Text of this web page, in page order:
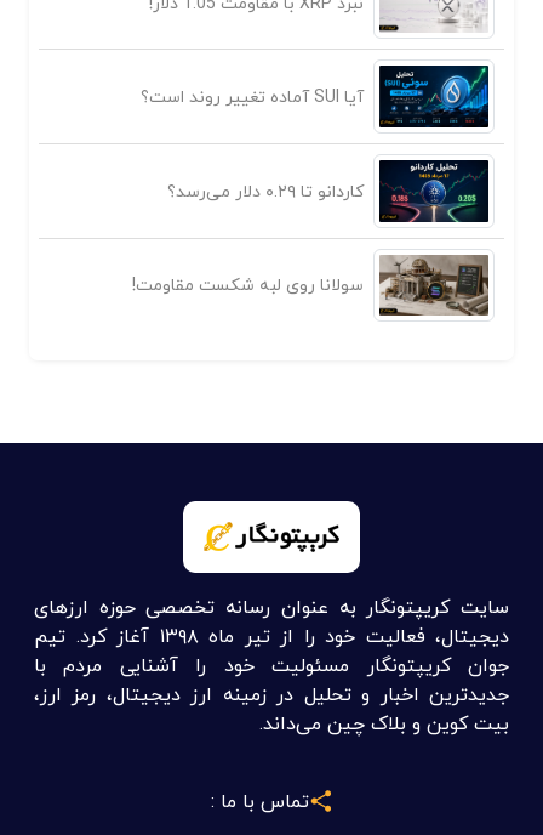
نبرد XRP با مقاومت 1.05 دلار!
آیا SUI آماده تغییر روند است؟
کاردانو تا ۰.۲۹ دلار می‌رسد؟
سولانا روی لبه شکست مقاومت!
سایت کریپتونگار به عنوان رسانه تخصصی حوزه ارزهای
دیجیتال، فعالیت خود را از تیر ماه ۱۳۹۸ آغاز کرد. تیم
جوان کریپتونگار مسئولیت خود را آشنایی مردم با
جدیدترین اخبار و تحلیل در زمینه ارز دیجیتال، رمز ارز،
بیت کوین و بلاک چین می‌داند.
تماس با ما :